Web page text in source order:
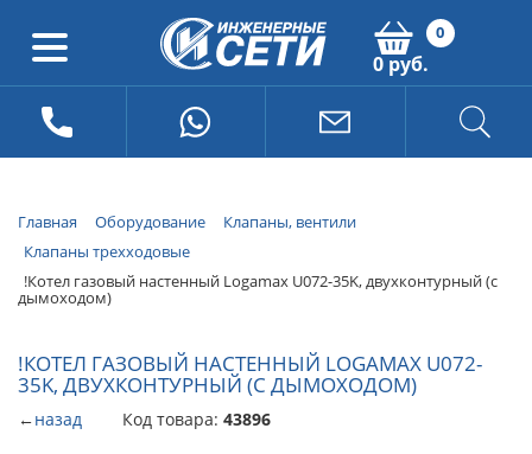
0
0 руб.
Главная Оборудование
Клапаны, вентили
Клапаны трехходовые
!Котел газовый настенный Logamax U072-35K, двухконтурный (с
дымоходом)
!КОТЕЛ ГАЗОВЫЙ НАСТЕННЫЙ LOGAMAX U072-
35K, ДВУХКОНТУРНЫЙ (С ДЫМОХОДОМ)
←назад Код товара: 43896